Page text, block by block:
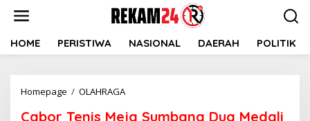
HOME PERISTIWA NASIONAL DAERAH POLITIK
Homepage / OLAHRAGACabor
Meja
Cabor Tenis Meja Sumbang Dua Medali